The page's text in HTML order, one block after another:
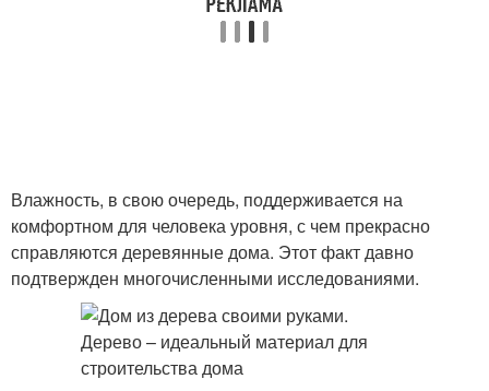
Влажность, в свою очередь, поддерживается на
комфортном для человека уровня, с чем прекрасно
справляются деревянные дома. Этот факт давно
подтвержден многочисленными исследованиями.